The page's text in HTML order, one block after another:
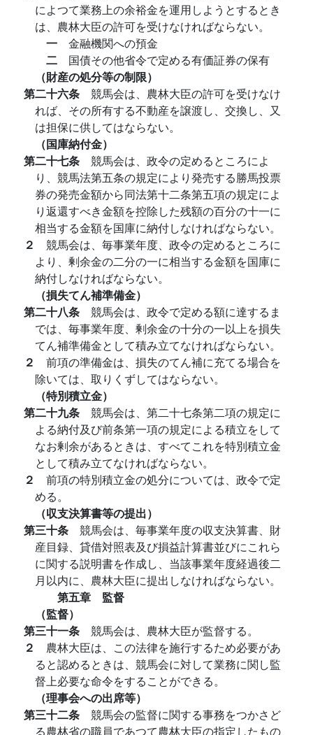
によつて業務上の余裕金を運用しようとするとき
は、農林大臣の許可を受けなければならない。
一 金融機関への預金
二 国債その他省令で定める有価証券の保有
（財産の処分等の制限）
第二十六条 競馬会は、農林大臣の許可を受けなけ
れば、その所有する不動産を譲渡し、交換し、又
は担保に供してはならない。
（国庫納付金）
第二十七条 競馬会は、政令の定めるところによ
り、競馬法第五条の規定により発売する勝馬投票
券の発売金額から同法第十二条第五項の規定によ
り返還すべき金額を控除した残額の百分の十一に
相当する金額を国庫に納付しなければならない。
２ 競馬会は、毎事業年度、政令の定めるところに
より、剰余金の二分の一に相当する金額を国庫に
納付しなければならない。
（損失てん補準備金）
第二十八条 競馬会は、政令で定める額に達するま
では、毎事業年度、剰余金の十分の一以上を損失
てん補準備金として積み立てなければならない。
２ 前項の準備金は、損失のてん補に充てる場合を
除いては、取りくずしてはならない。
（特別積立金）
第二十九条 競馬会は、第二十七条第二項の規定に
よる納付及び前条第一項の規定による積立をして
なお剰余があるときは、すべてこれを特別積立金
として積み立てなければならない。
２ 前項の特別積立金の処分については、政令で定
める。
（収支決算書等の提出）
第三十条 競馬会は、毎事業年度の収支決算書、財
産目録、貸借対照表及び損益計算書並びにこれら
に関する説明書を作成し、当該事業年度経過後二
月以内に、農林大臣に提出しなければならない。
第五章 監督
（監督）
第三十一条 競馬会は、農林大臣が監督する。
２ 農林大臣は、この法律を施行するため必要があ
ると認めるときは、競馬会に対して業務に関し監
督上必要な命令をすることができる。
（理事会への出席等）
第三十二条 競馬会の監督に関する事務をつかさど
る農林省の職員であつて農林大臣の指定したもの